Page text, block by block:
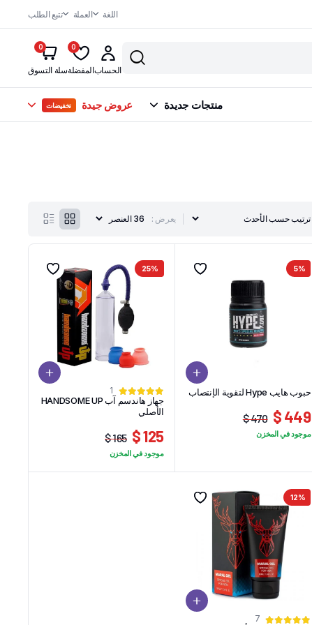
اللغة العملة تتبع الطلب
الحساب
0
المفضلة
0
سلة التسوق
منتجات جديدة عروض جيدة تخفيضات
يعرض :
5%
حبوب هايب Hype لتقوية الإنتصاب
470 $
470 $.
449 $
449 $.
موجود في المخزن
25%
1
جهاز هاندسم آب HANDSOME UP
الأصلي
165 $ 125 $
موجود في المخزن
12%
7